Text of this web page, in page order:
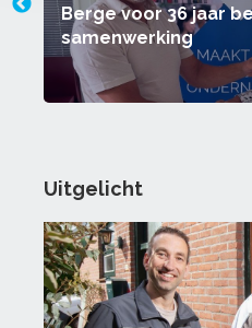
Berge voor 36 jaar
samenwerking
Uitgelicht